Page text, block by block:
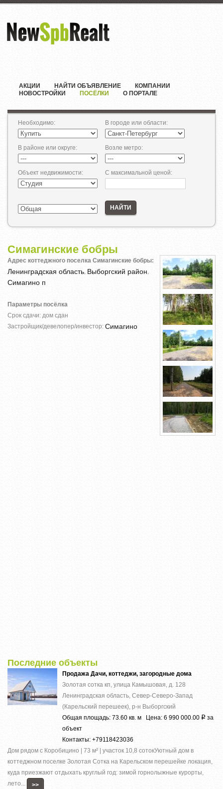
АКЦИИ НАЙТИ ОБЪЯВЛЕНИЕ
КОМПАНИИ
НОВОСТРОЙКИ
ПОСЁЛКИ О ПОРТАЛЕ
Необходимо: В городе или области:
В районе или округе: Возле метро:
Объект недвижимости: С максимальной ценой:
НАЙТИ
Симагинские бобры
Адрес коттеджного поселка Симагинские бобры:
Ленинградская область Выборгский район
Симагино п
Параметры посёлка
Срок сдачи: дом сдан
Застройщик/девелопер/инвестор: Симагино
Последние объекты
Продажа Дачи, коттеджи, загородные дома
Золотая сотка кп, улица Камышовая, д. 128
Ленинградская область, Север-Северо-Запад
(Карельский перешеек), р-н Выборгский
Общая площадь: 73.60 кв. м Цена: 6 990 000.00 Р за
объект
Контакты: +79118423036
Дом рядом с Коробицино | 73 м² | участок 10,8 сотокУютный дом в
коттеджном поселке Золотая Сотка на Карельском перешейке локация,
куда приезжают отдыхать круглый год: зимой горнолыжные курорты,
лето...
>>